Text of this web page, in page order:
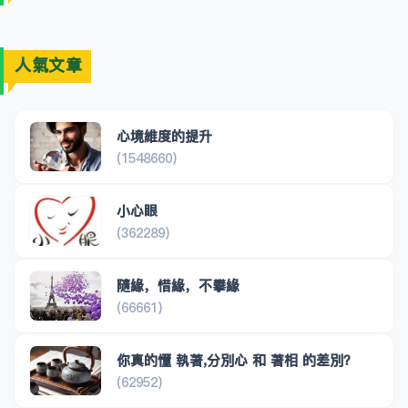
人氣文章
心境維度的提升
(1548660)
小心眼
(362289)
隨緣，惜緣，不攀緣
(66661)
你真的懂 執著,分別心 和 著相 的差別？
(62952)